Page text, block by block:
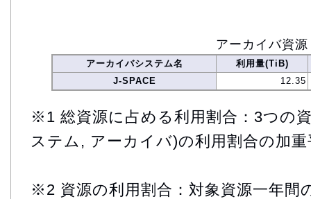
アーカイバ資源
アーカイバシステム名
利用量(TiB)
J-SPACE
12.35
※1 総資源に占める利用割合：3つの
ステム, アーカイバ)の利用割合の加重
※2 資源の利用割合：対象資源一年間